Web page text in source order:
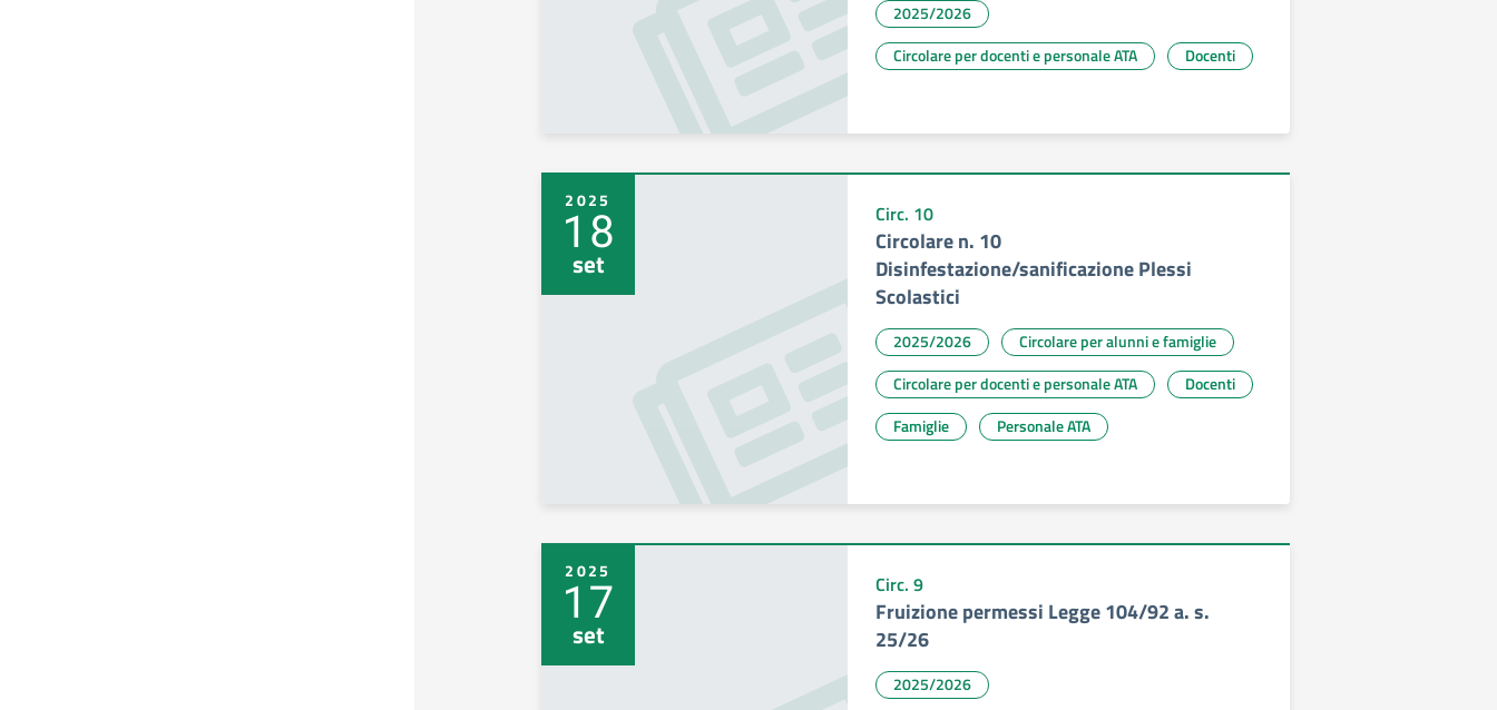
2025/2026
Circolare per docenti e personale ATA
Docenti
2025
18
set
Circ. 10
Circolare n. 10
Disinfestazione/sanificazione Plessi
Scolastici
2025/2026
Circolare per alunni e famiglie
Circolare per docenti e personale ATA
Docenti
Famiglie
Personale ATA
2025
17
set
Circ. 9
Fruizione permessi Legge 104/92 a. s.
25/26
2025/2026